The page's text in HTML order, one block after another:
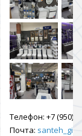
Телефон: +7 (950)
Почта: